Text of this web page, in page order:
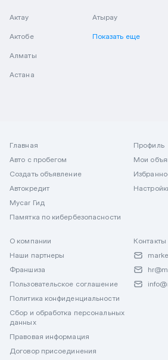
Актау
Актобе
Алматы
Астана
Атырау
Показать еще
Главная
Авто с пробегом
Создать объявление
Автокредит
Mycar Гид
Памятка по кибербезопасности
Профиль
Мои
О компании
Наши партнеры
Франшиза
Пользовательское соглашение
Политика конфиденциальности
Сбор и обработка персональных
данных
Правовая информация
Договор присоединения
Контакты